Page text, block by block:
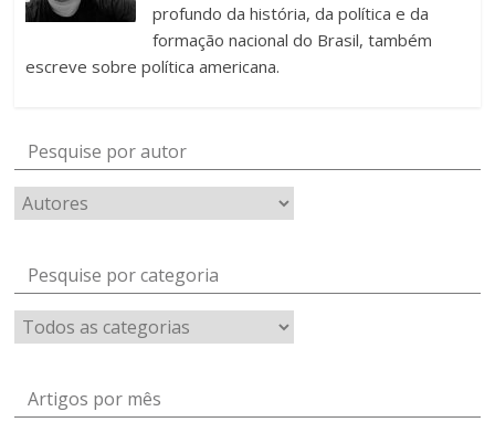
profundo da história, da política e da
formação nacional do Brasil, também
escreve sobre política americana.
Pesquise por autor
Pesquise por categoria
Artigos por mês